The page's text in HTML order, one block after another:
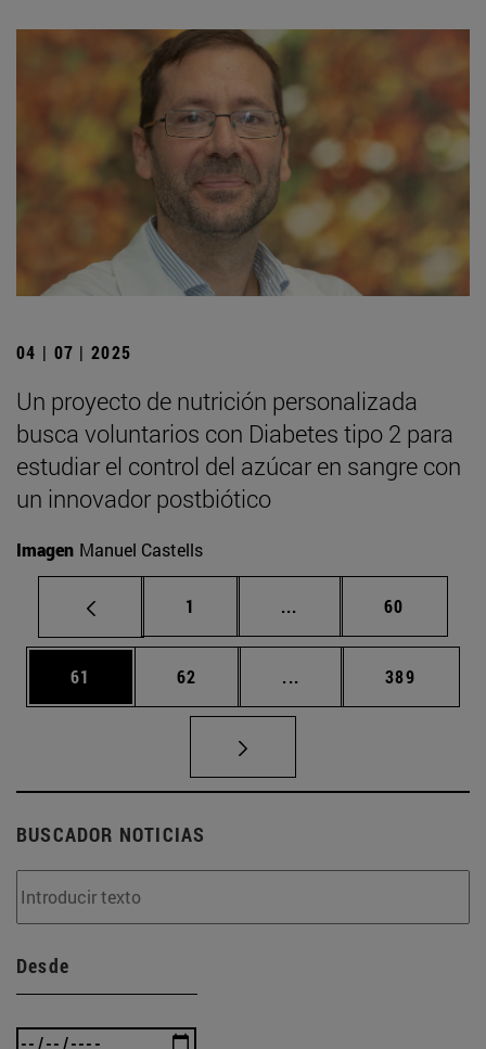
04 | 07 | 2025
Un proyecto de nutrición personalizada
busca voluntarios con Diabetes tipo 2 para
estudiar el control del azúcar en sangre con
un innovador postbiótico
Imagen Manuel Castells
Página
1 ... Páginas intermedias
Página
60
Página
61 Página
62 ... Páginas intermedias
Página
389
BUSCADOR NOTICIAS
Desde